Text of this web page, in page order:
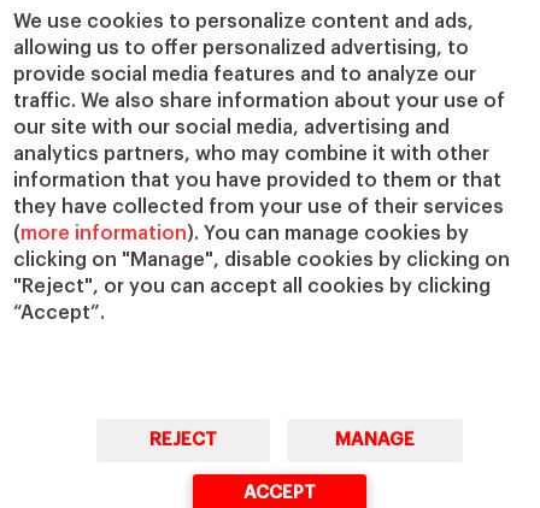
We use cookies to personalize content and ads,
allowing us to offer personalized advertising, to
provide social media features and to analyze our
traffic. We also share information about your use of
our site with our social media, advertising and
analytics partners, who may combine it with other
information that you have provided to them or that
they have collected from your use of their services
(more information). You can manage cookies by
clicking on "Manage", disable cookies by clicking on
"Reject", or you can accept all cookies by clicking
“Accept”.
REJECT MANAGE
ACCEPT
Cátedras
IESE Insight
IESE Publishing
Nuestro impacto
Colabora con el IESE
Servicios
Biblioteca
Canal de Compliance
Capellanía
IESE Shop
Jobs @IESE
Préstamos y becas
© Copyright, 2026. IESE Business School | University of Navarra